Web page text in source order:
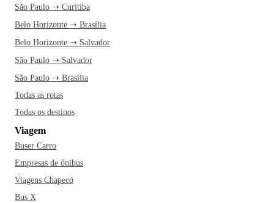
São Paulo ➝ Curitiba
Belo Horizonte ➝ Brasília
Belo Horizonte ➝ Salvador
São Paulo ➝ Salvador
São Paulo ➝ Brasília
Todas as rotas
Todas os destinos
Viagem
Buser Carro
Empresas de ônibus
Viagens Chapecó
Bus X